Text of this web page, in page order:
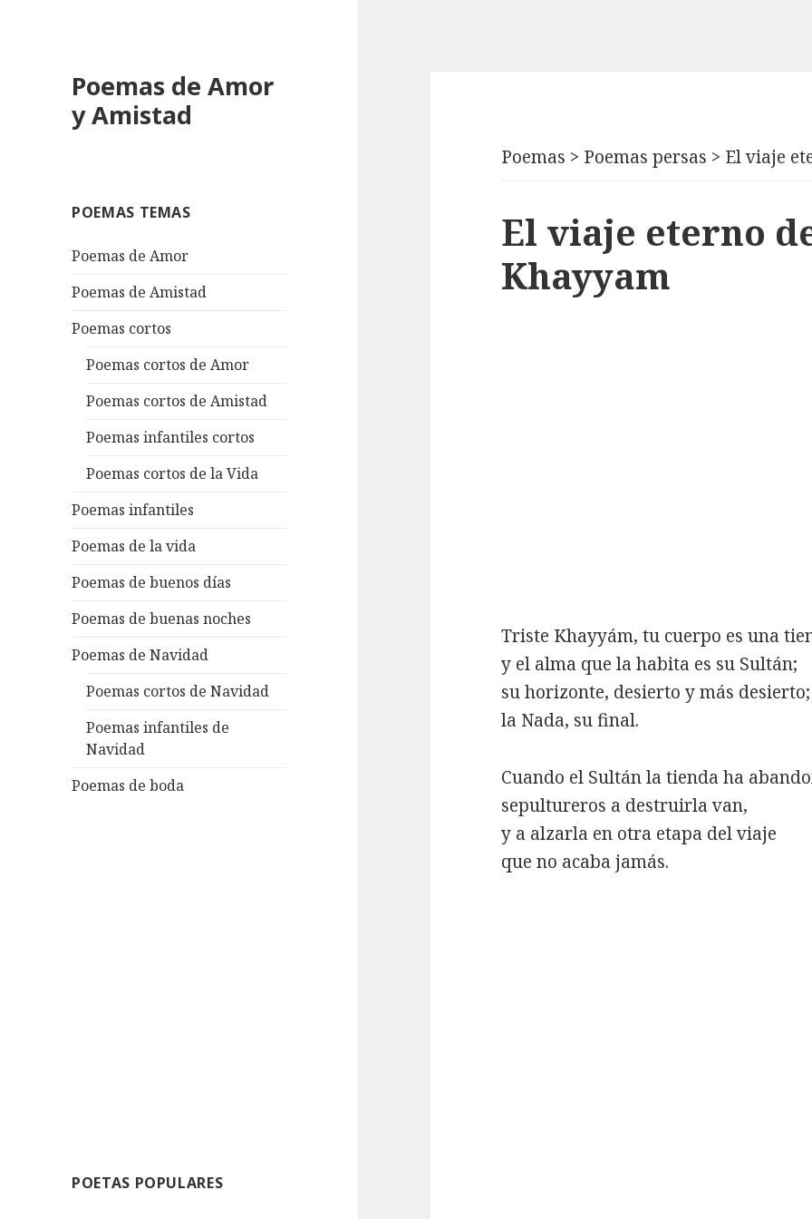
Poemas de Amor
y Amistad
POEMAS TEMAS
Poemas de Amor
Poemas de Amistad
Poemas cortos
Poemas cortos de Amor
Poemas cortos de Amistad
Poemas infantiles cortos
Poemas cortos de la Vida
Poemas infantiles
Poemas de la vida
Poemas de buenos días
Poemas de buenas noches
Poemas de Navidad
Poemas cortos de Navidad
Poemas infantiles de
Navidad
Poemas de boda
POETAS POPULARES
Poemas > Poemas persas > El viaje
El viaje eterno
Khayyam
Triste Khayyám, tu cuerpo es una
y el alma que la habita es su Sultán;
su horizonte, desierto y más desierto;
la Nada, su final.
Cuando el Sultán la tienda ha
sepultureros a destruirla van,
y a alzarla en otra etapa del viaje
que no acaba jamás.